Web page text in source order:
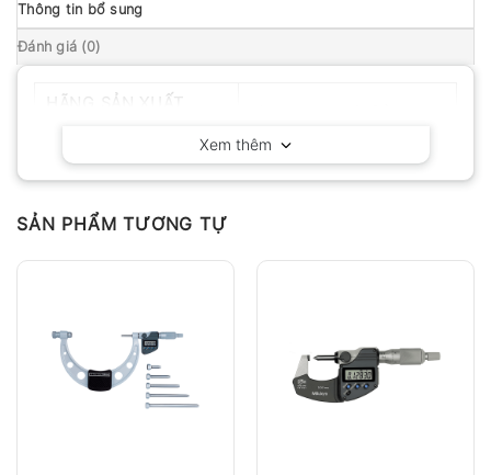
Thông tin bổ sung
Đánh giá (0)
Xem thêm
SẢN PHẨM TƯƠNG TỰ